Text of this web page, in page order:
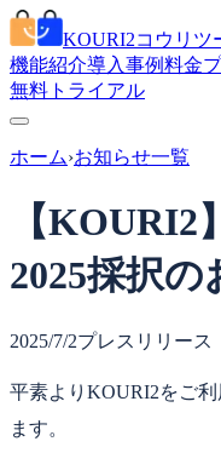
KOURI2コウリツ
機能紹介導入事例料金
無料トライアル
ホーム›お知らせ一覧
【
2025採択の
2025/7/2プレスリリース
平素よりKOURI2をご
ます。